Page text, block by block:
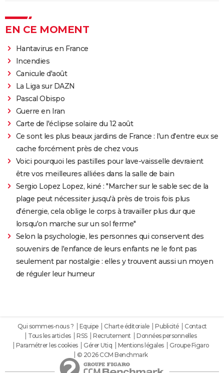
EN CE MOMENT
Hantavirus en France
Incendies
Canicule d'août
La Liga sur DAZN
Pascal Obispo
Guerre en Iran
Carte de l'éclipse solaire du 12 août
Ce sont les plus beaux jardins de France : l'un d'entre eux se
cache forcément près de chez vous
Voici pourquoi les pastilles pour lave-vaisselle devraient
être vos meilleures alliées dans la salle de bain
Sergio Lopez Lopez, kiné : "Marcher sur le sable sec de la
plage peut nécessiter jusqu'à près de trois fois plus
d'énergie, cela oblige le corps à travailler plus dur que
lorsqu'on marche sur un sol ferme"
Selon la psychologie, les personnes qui conservent des
souvenirs de l'enfance de leurs enfants ne le font pas
seulement par nostalgie : elles y trouvent aussi un moyen
de réguler leur humeur
Qui sommes-nous ? Equipe Charte éditoriale Publicité
Contact
Tous les articles
RSS Recrutement
Données personnelles
Paramétrer les cookies
Gérer Utiq Mentions légales
Groupe Figaro
© 2026 CCM Benchmark